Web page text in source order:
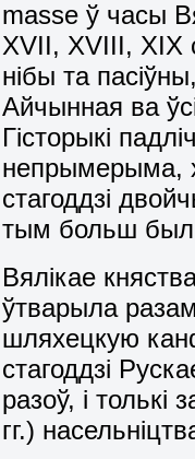
masse ў часы
XVII, XVIII, XIX
нібы та
Айчынная ва
Гісторыкі
непрымерыма,
стагоддзі
тым больш
Вялікае
ўтварыла
шляхецкую
стагоддзі
разоў, і толькі
гг.)